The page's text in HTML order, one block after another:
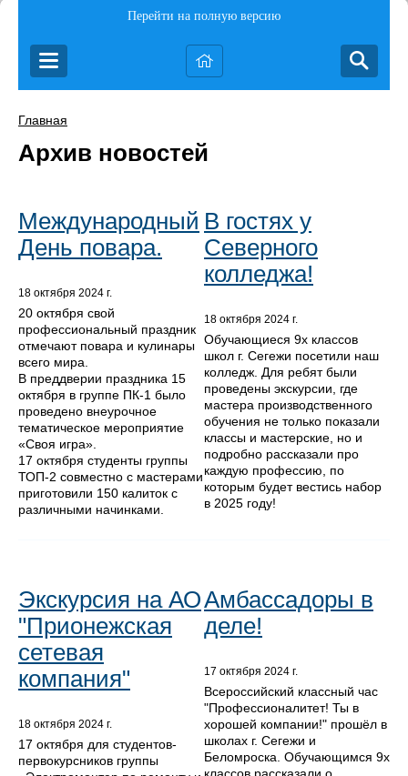
Перейти на полную версию
Главная
Архив новостей
Международный
День повара.
18 октября 2024 г.
20 октября свой
профессиональный праздник
отмечают повара и кулинары
всего мира.
В преддверии праздника 15
октября в группе ПК-1 было
проведено внеурочное
тематическое мероприятие
«Своя игра».
17 октября студенты группы
ТОП-2 совместно с мастерами
приготовили 150 калиток с
различными начинками.
В гостях у
Северного
колледжа!
18 октября 2024 г.
Обучающиеся 9х классов
школ г. Сегежи посетили наш
колледж. Для ребят были
проведены экскурсии, где
мастера производственного
обучения не только показали
классы и мастерские, но и
подробно рассказали про
каждую профессию, по
которым будет вестись набор
в 2025 году!
Экскурсия на АО
"Прионежская
сетевая
компания"
18 октября 2024 г.
17 октября для студентов-
первокурсников группы
Амбассадоры в
деле!
17 октября 2024 г.
Всероссийский классный час
"Профессионалитет! Ты в
хорошей компании!" прошёл в
школах г. Сегежи и
Беломроска. Обучающимся 9х